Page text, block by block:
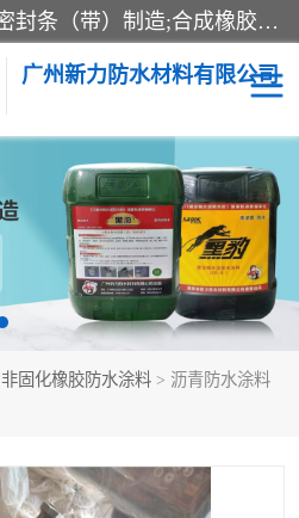
经营范围包括防水嵌缝密封条（带）制造;合成橡胶制造（监控化学品、危险化学品除外）;沥青混合物制造;防水胶粘带制造;其他合成材料制造（监控化学品、危险化学品除外）;涂料制造（监控化学品、危险化学品除外）;建筑结构防水补漏;防水建筑材料制造;粘合剂制造（监控化学品、危险化学品除外）;涂料零售;广州新力防水材料有限公司具有1处分支机构。
广州新力防水材料有限公司
非固化橡胶防水涂料 > 沥青防水涂料
建筑108胶水
自粘卷材